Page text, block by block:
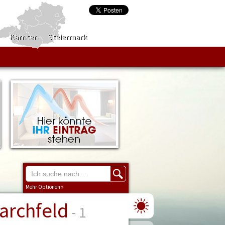
Kärnten
Steiermark
Mehr Optionen »
Region
Burgenland - 1